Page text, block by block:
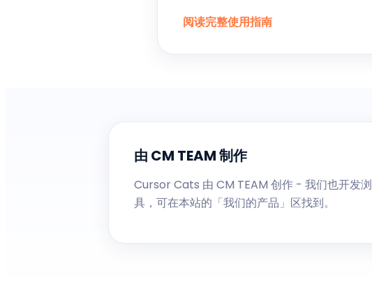
阅读完整使用指南
由 CM TEAM 制作
Cursor Cats 由 CM TEAM 创作 - 我们也开发
具，可在本站的「我们的产品」区找到。